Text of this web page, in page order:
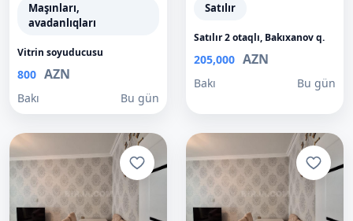
Maşınları,
avadanlıqları
Vitrin soyuducusu
800 AZN
Bakı Bu gün
Satılır
Satılır 2 otaqlı, Bakıxanov q.
205,000 AZN
Bakı Bu gün